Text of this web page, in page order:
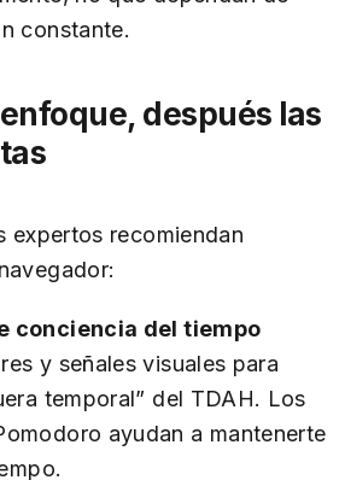
constante.
después las
expertos recomiendan
conciencia del tiempo
y señales visuales para
temporal” del TDAH. Los
ayudan a mantenerte